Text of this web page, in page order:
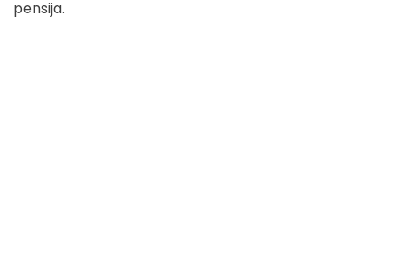
pensija.